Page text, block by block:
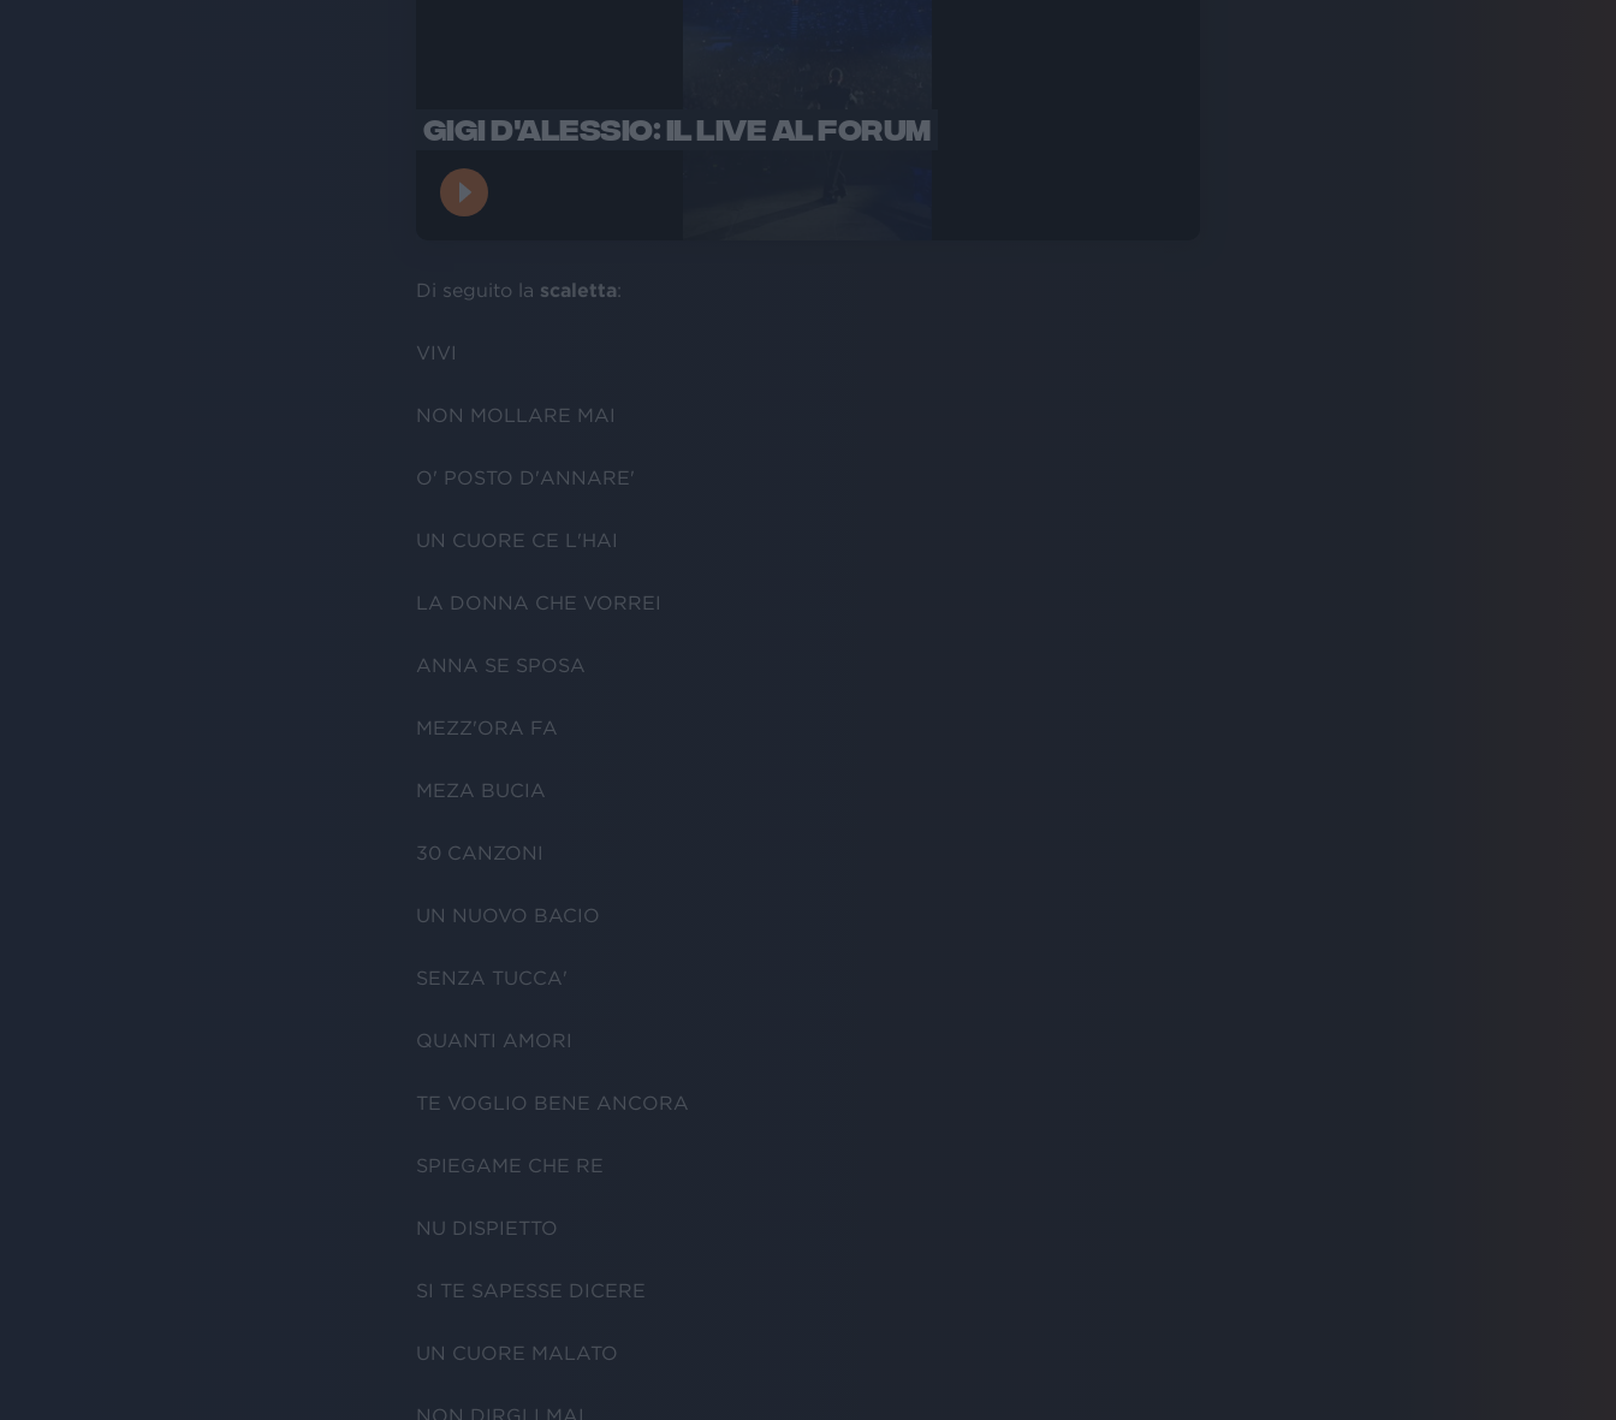
GIGI D'ALESSIO: IL LIVE AL FORUM
Di seguito la scaletta:
VIVI
NON MOLLARE MAI
O' POSTO D'ANNARE'
UN CUORE CE L'HAI
LA DONNA CHE VORREI
ANNA SE SPOSA
MEZZ'ORA FA
MEZA BUCIA
30 CANZONI
UN NUOVO BACIO
SENZA TUCCA'
QUANTI AMORI
TE VOGLIO BENE ANCORA
SPIEGAME CHE RE
NU DISPIETTO
SI TE SAPESSE DICERE
UN CUORE MALATO
NON DIRGLI MAI